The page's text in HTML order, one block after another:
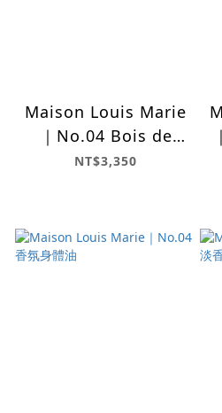
Maison Louis Marie
｜No.04 Bois de
Balincourt 擴香
NT$3,350